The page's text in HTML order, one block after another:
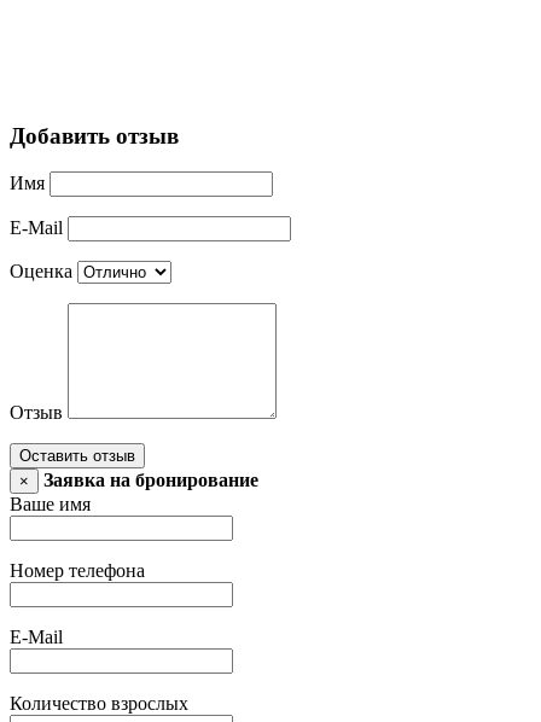
Добавить отзыв
Имя
E-Mail
Оценка
Отзыв
Оставить отзыв
×
Заявка на бронирование
Ваше имя
Номер телефона
E-Mail
Количество взрослых